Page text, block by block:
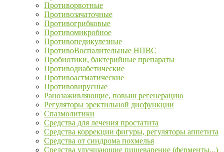
Противорвотные
Противозачаточные
Противогрибковые
Противомикробное
Противопедикулезные
ПротивоВоспалительные НПВС
Пробиотики, бактерийные препараты
Противодиабетические
Противоастматические
Противовирусные
Ранозаживляющие, повыш регенерацию
Регуляторы эректильной дисфункции
Спазмолитики
Средства для лечения простатита
Средства коррекции фигуры, регуляторы аппетита
Средства от синдрома похмелья
Средства улучшающие пищеварение (ферменты...)